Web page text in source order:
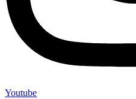
Youtube